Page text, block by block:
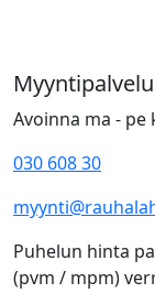
Myyntipalvelu
Avoinna ma - pe
030 608 30
Puhelun hinta
(pvm / mpm)